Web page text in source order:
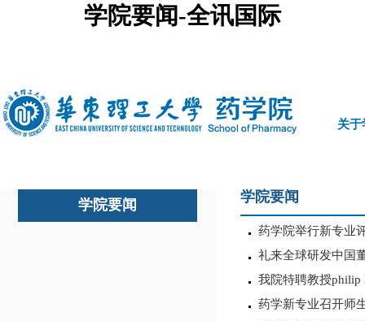
学院要闻-全讯国际
关于
学院要闻 学院要闻
药学院举行新专业
礼来全球研发中国
我院特聘教授philip
药学新专业召开师